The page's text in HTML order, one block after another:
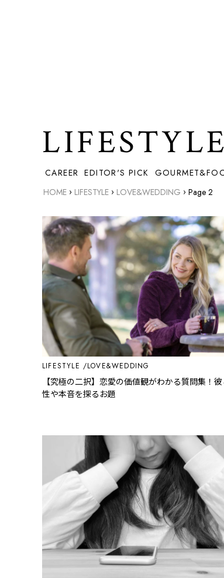
LIFESTYLE
CAREER EDITOR'S PICK
HOME › LIFESTYLE › LOVE&WEDDING › Page 2
LIFESTYLE LOVE&WEDDING
【究極の二択】恋愛の価値観がわかる質問集！
性や本音を探るお題